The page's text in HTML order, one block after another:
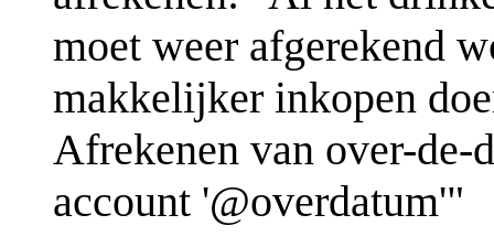
moet weer afgerekend
makkelijker inkopen
Afrekenen van over-de-
account '@overdatum'"